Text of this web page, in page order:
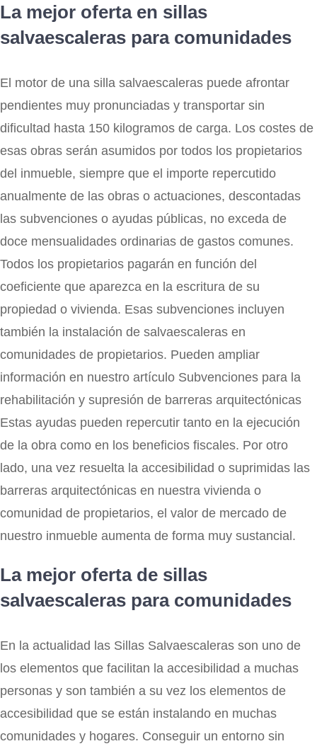
La mejor oferta en sillas
salvaescaleras para comunidades
El motor de una silla salvaescaleras puede afrontar
pendientes muy pronunciadas y transportar sin
dificultad hasta 150 kilogramos de carga. Los costes de
esas obras serán asumidos por todos los propietarios
del inmueble, siempre que el importe repercutido
anualmente de las obras o actuaciones, descontadas
las subvenciones o ayudas públicas, no exceda de
doce mensualidades ordinarias de gastos comunes.
Todos los propietarios pagarán en función del
coeficiente que aparezca en la escritura de su
propiedad o vivienda. Esas subvenciones incluyen
también la instalación de salvaescaleras en
comunidades de propietarios. Pueden ampliar
información en nuestro artículo Subvenciones para la
rehabilitación y supresión de barreras arquitectónicas
Estas ayudas pueden repercutir tanto en la ejecución
de la obra como en los beneficios fiscales. Por otro
lado, una vez resuelta la accesibilidad o suprimidas las
barreras arquitectónicas en nuestra vivienda o
comunidad de propietarios, el valor de mercado de
nuestro inmueble aumenta de forma muy sustancial.
La mejor oferta de sillas
salvaescaleras para comunidades
En la actualidad las Sillas Salvaescaleras son uno de
los elementos que facilitan la accesibilidad a muchas
personas y son también a su vez los elementos de
accesibilidad que se están instalando en muchas
comunidades y hogares. Conseguir un entorno sin